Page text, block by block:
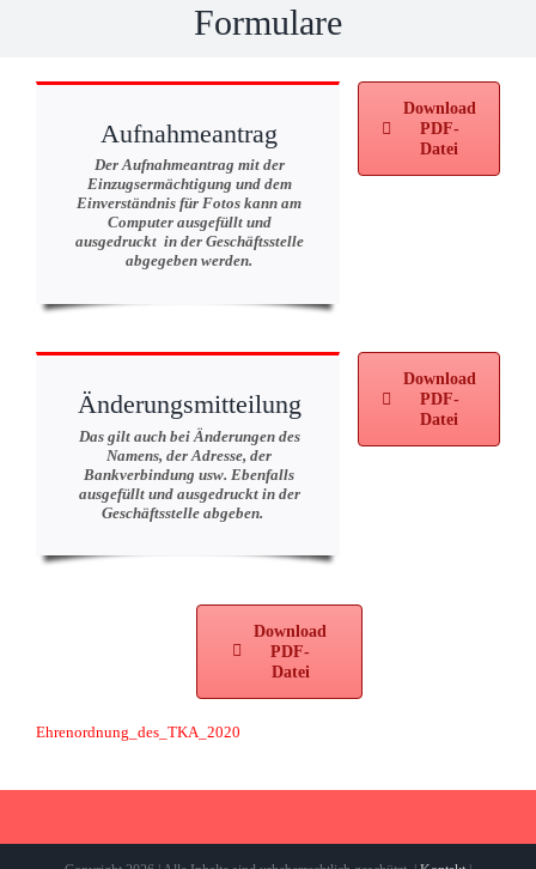
Formulare
Aufnahmeantrag
Der Aufnahmeantrag mit der
Einzugsermächtigung und dem
Einverständnis für Fotos kann am
Computer ausgefüllt und
ausgedruckt in der Geschäftsstelle
abgegeben werden.
Download
PDF-
Datei
Änderungsmitteilung
Das gilt auch bei Änderungen des
Namens, der Adresse, der
Bankverbindung usw. Ebenfalls
ausgefüllt und ausgedruckt in der
Geschäftsstelle abgeben.
Download
PDF-
Datei
Download
PDF-
Datei
Ehrenordnung_des_TKA_2020